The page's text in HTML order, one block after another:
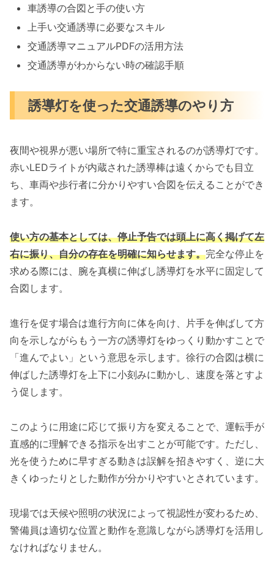
車誘導の合図と手の使い方
上手い交通誘導に必要なスキル
交通誘導マニュアルPDFの活用方法
交通誘導がわからない時の確認手順
誘導灯を使った交通誘導のやり方
夜間や視界が悪い場所で特に重宝されるのが誘導灯です。
赤いLEDライトが内蔵された誘導棒は遠くからでも目立
ち、車両や歩行者に分かりやすい合図を伝えることができ
ます。
使い方の基本としては、停止予告では頭上に高く掲げて左
右に振り、自分の存在を明確に知らせます。完全な停止を
求める際には、腕を真横に伸ばし誘導灯を水平に固定して
合図します。
進行を促す場合は進行方向に体を向け、片手を伸ばして方
向を示しながらもう一方の誘導灯をゆっくり動かすことで
「進んでよい」という意思を示します。徐行の合図は横に
伸ばした誘導灯を上下に小刻みに動かし、速度を落とすよ
う促します。
このように用途に応じて振り方を変えることで、運転手が
直感的に理解できる指示を出すことが可能です。ただし、
光を使うために早すぎる動きは誤解を招きやすく、逆に大
きくゆったりとした動作が分かりやすいとされています。
現場では天候や照明の状況によって視認性が変わるため、
警備員は適切な位置と動作を意識しながら誘導灯を活用し
なければなりません。